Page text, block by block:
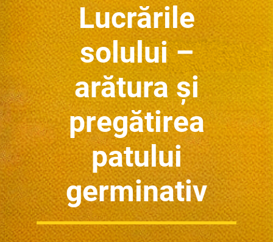
Lucrările
solului –
arătura și
pregătirea
patului
germinativ